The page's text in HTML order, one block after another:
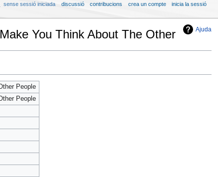
Ajuda
You Think About The Other
People
People
sense sessió iniciada discussió contribucions crea un compte inicia la sessió